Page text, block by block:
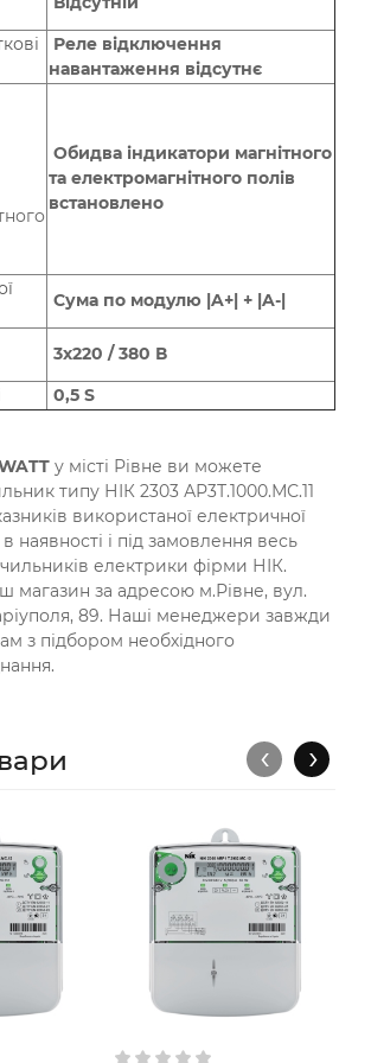
Реле відключення
навантаження відсутнє
Обидва індикатори магнітного
та електромагнітного полів
встановлено
Сума по модулю |A+| + |A-|
3х220 / 380 В
0,5 S
у місті Рівне ви можете
типу НІК 2303 АР3Т.1000.МС.11
використаної електричної
наявності і під замовлення весь
електрики фірми НІК.
магазин за адресою м.Рівне, вул.
89. Наші менеджери завжди
з підбором необхідного
‹ ›